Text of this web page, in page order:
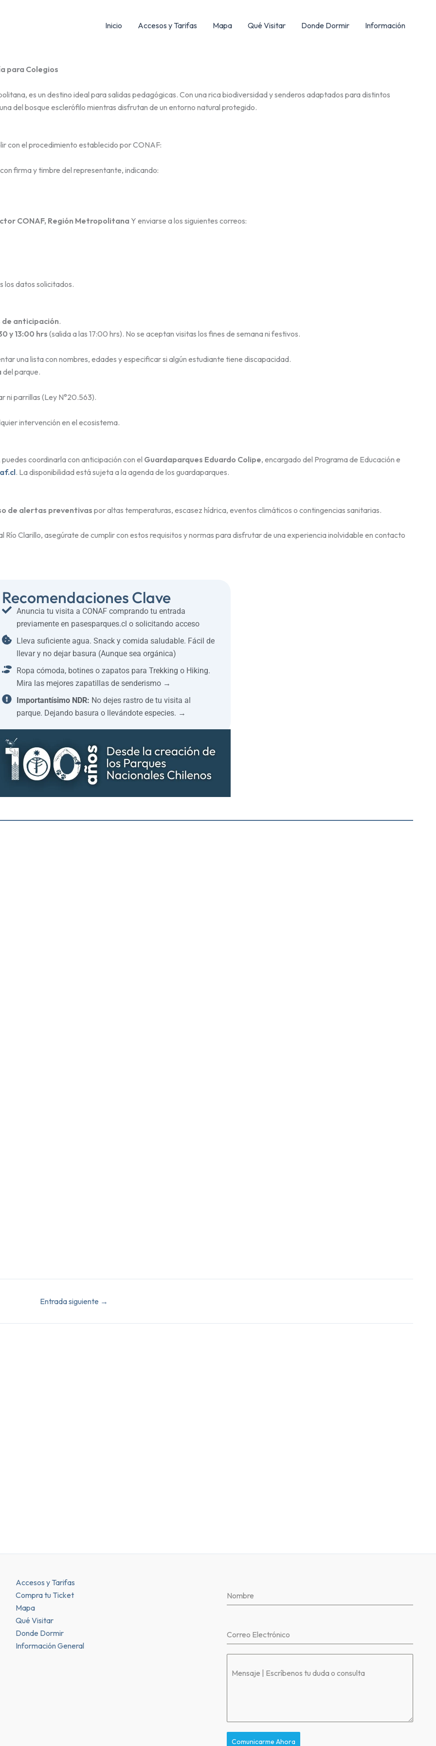
Inicio Accesos y Tarifas Mapa Qué Visitar Donde Dormir Información
para Colegios
es un destino ideal para salidas pedagógicas. Con una rica biodiversidad y senderos adaptados para distintos
del bosque esclerófilo mientras disfrutan de un entorno natural protegido.
con el procedimiento establecido por CONAF:
firma y timbre del representante, indicando:
CONAF, Región MetropolitanaY enviarse a los siguientes correos:
los datos solicitados.
de anticipación.
y 13:00 hrs (salida a las 17:00 hrs). No se aceptan visitas los fines de semana ni festivos.
una lista con nombres, edades y especificar si algún estudiante tiene discapacidad.
del parque.
ni parrillas (Ley N°20.563).
intervención en el ecosistema.
coordinarla con anticipación con el Guardaparques Eduardo Colipe, encargado del Programa de Educación e
. La disponibilidad está sujeta a la agenda de los guardaparques.
de alertas preventivaspor altas temperaturas, escasez hídrica, eventos climáticos o contingencias sanitarias.
Río Clarillo, asegúrate de cumplir con estos requisitos y normas para disfrutar de una experiencia inolvidable en contacto
Entrada siguiente →
Accesos y Tarifas
Compra tu Ticket
Mapa
Qué Visitar
Donde Dormir
Información General
Nombre
Correo Electrónico
Mensaje | Escríbenos tu duda o consulta
Comunicarme Ahora